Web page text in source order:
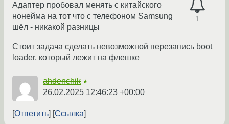
1
Адаптер пробовал менять с китайского
нонейма на тот что с телефоном Samsung
шёл - никакой разницы
Стоит задача сделать невозможной перезапись boot
loader, который лежит на флешке
ahdenchik ★
26.02.2025 12:46:23 +00:00
Ответить Ссылка